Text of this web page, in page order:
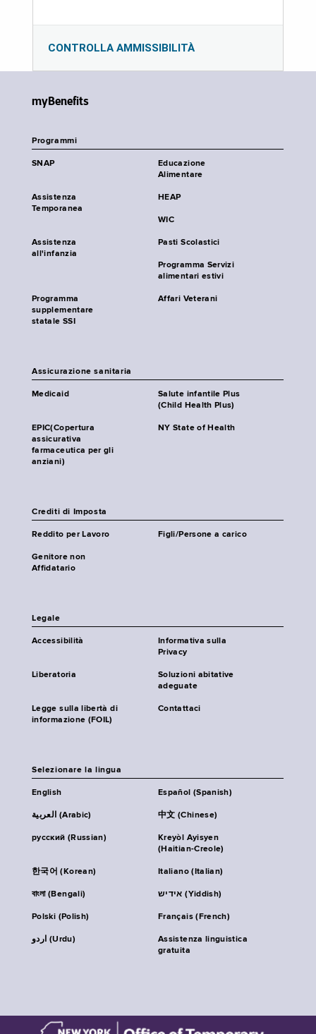
CONTROLLA AMMISSIBILITÀ
myBenefits
Programmi
SNAP
Educazione
Alimentare
Assistenza
Temporanea
HEAP
WIC
Assistenza
all'infanzia
Pasti Scolastici
Programma Servizi
alimentari estivi
Programma
supplementare
statale SSI
Affari Veterani
Assicurazione sanitaria
Medicaid
Salute infantile Plus
(Child Health Plus)
EPIC(Copertura
assicurativa
farmaceutica per gli
anziani)
NY State of Health
Crediti di Imposta
Reddito per Lavoro Figli/Persone a carico
Genitore non
Affidatario
Legale
Accessibilità
Informativa sulla
Privacy
Liberatoria
Soluzioni abitative
adeguate
Legge sulla libertà di
informazione (FOIL)
Contattaci
Selezionare la lingua
English Español (Spanish)
العربية (Arabic) 中文 (Chinese)
русский (Russian)
Kreyòl Ayisyen
(Haitian-Creole)
한국어 (Korean) Italiano (Italian)
বাংলা (Bengali) אידיש (Yiddish)
Polski (Polish) Français (French)
اردو (Urdu)
Assistenza linguistica
gratuita